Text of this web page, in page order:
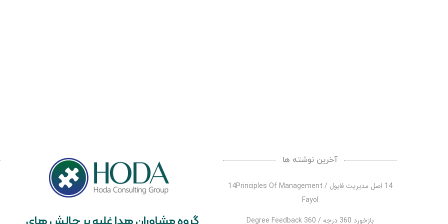
آخرین نوشته ها
14 اصل مدیریت فایول / 14Principles Of Management
Fayol
بازخورد 360 درجه / 360 Degree Feedback